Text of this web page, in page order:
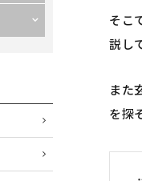
そこ
説し
また
を探